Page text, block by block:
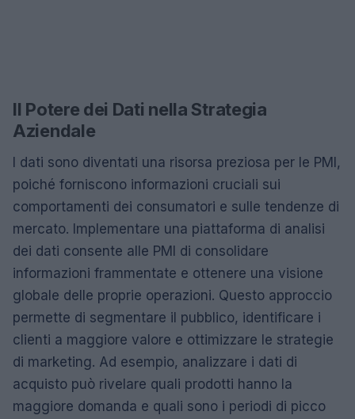
Il Potere dei Dati nella Strategia
Aziendale
I dati sono diventati una risorsa preziosa per le PMI,
poiché forniscono informazioni cruciali sui
comportamenti dei consumatori e sulle tendenze di
mercato. Implementare una piattaforma di analisi
dei dati consente alle PMI di consolidare
informazioni frammentate e ottenere una visione
globale delle proprie operazioni. Questo approccio
permette di segmentare il pubblico, identificare i
clienti a maggiore valore e ottimizzare le strategie
di marketing. Ad esempio, analizzare i dati di
acquisto può rivelare quali prodotti hanno la
maggiore domanda e quali sono i periodi di picco